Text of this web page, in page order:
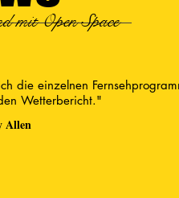
mit Open Space
die einzelnen
Wetterbericht."
Allen